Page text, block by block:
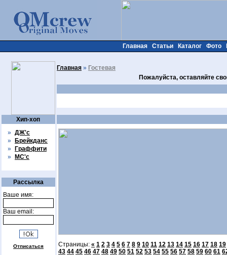
Хип-хоп
» ДЖ'с
»
Брейкданс
»
Граффити
»
МС'с
Рассылка
Ваше имя:
Ваш email:
Отписаться
Главная Статьи Каталог Фото
Главная » Гостевая
Пожалуйста, оставляйте
Страницы: « 1 2 3 4 5 6 7 8 9 10 11 12 13 14 15 16 17 18 19
43 44 45 46 47 48 49 50 51 52 53 54 55 56 57 58 59 60 61